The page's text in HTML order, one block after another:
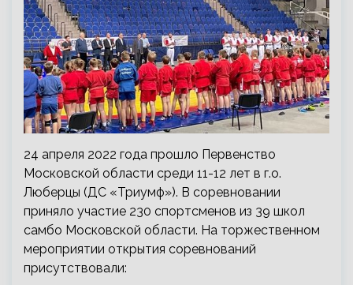
24 апреля 2022 года прошло Первенство
Московской области среди 11-12 лет в г.о.
Люберцы (ДС «Триумф»). В соревновании
приняло участие 230 спортсменов из 39 школ
самбо Московской области. На торжественном
мероприятии открытия соревнований
присутствовали: